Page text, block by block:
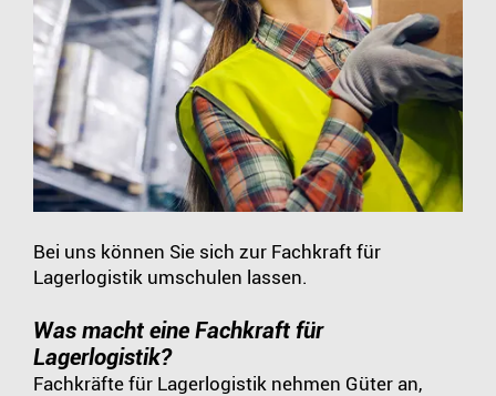
Bei uns können Sie sich zur Fachkraft für
Lagerlogistik umschulen lassen.
Was macht eine Fachkraft für
Lagerlogistik?
Fachkräfte für Lagerlogistik nehmen Güter an,